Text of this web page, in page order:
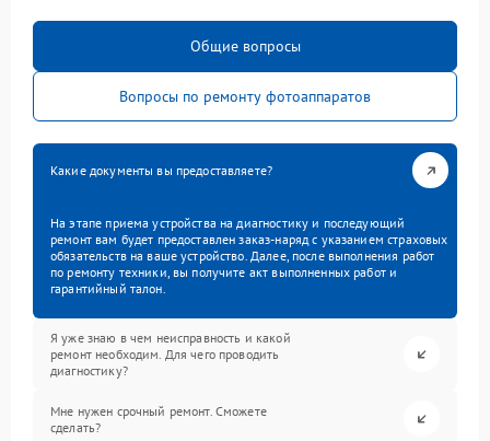
Общие вопросы
Вопросы по ремонту фотоаппаратов
Какие документы вы предоставляете?
На этапе приема устройства на диагностику и последующий
ремонт вам будет предоставлен заказ-наряд с указанием страховых
обязательств на ваше устройство. Далее, после выполнения работ
по ремонту техники, вы получите акт выполненных работ и
гарантийный талон.
Я уже знаю в чем неисправность и какой
ремонт необходим. Для чего проводить
диагностику?
Мне нужен срочный ремонт. Сможете
сделать?